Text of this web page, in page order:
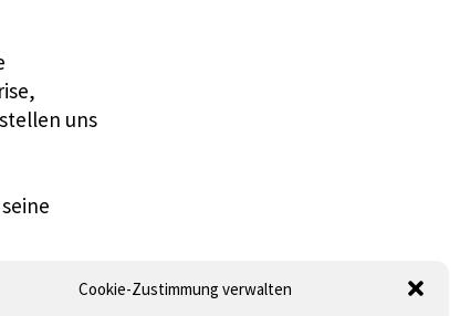
Cookie-Zustimmung verwalten
uns
LESEN